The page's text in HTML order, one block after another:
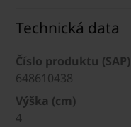
Technická data
Číslo produktu (SAP)
648610438
Výška (cm)
4